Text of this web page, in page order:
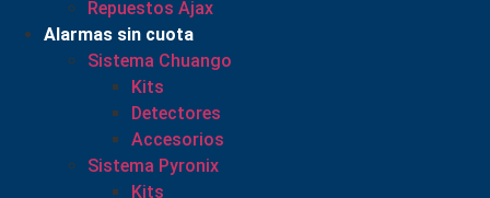
Repuestos Ajax
Alarmas sin cuota
Sistema Chuango
Kits
Detectores
Accesorios
Sistema Pyronix
Kits